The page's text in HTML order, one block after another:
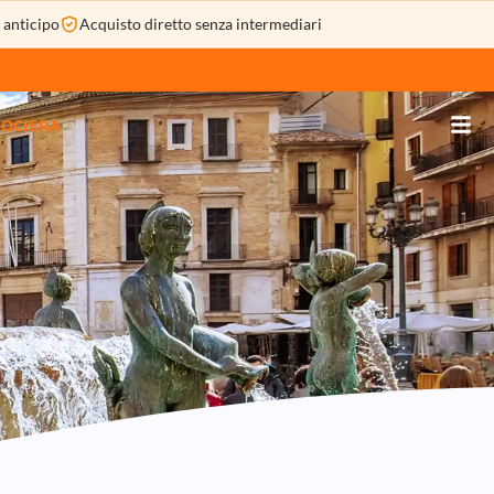
anticipo Acquisto diretto senza intermediari
MISURA SPECIALE CROCIERA